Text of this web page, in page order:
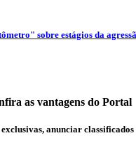
sobre estágios da
as vantagens do Portal
anunciar